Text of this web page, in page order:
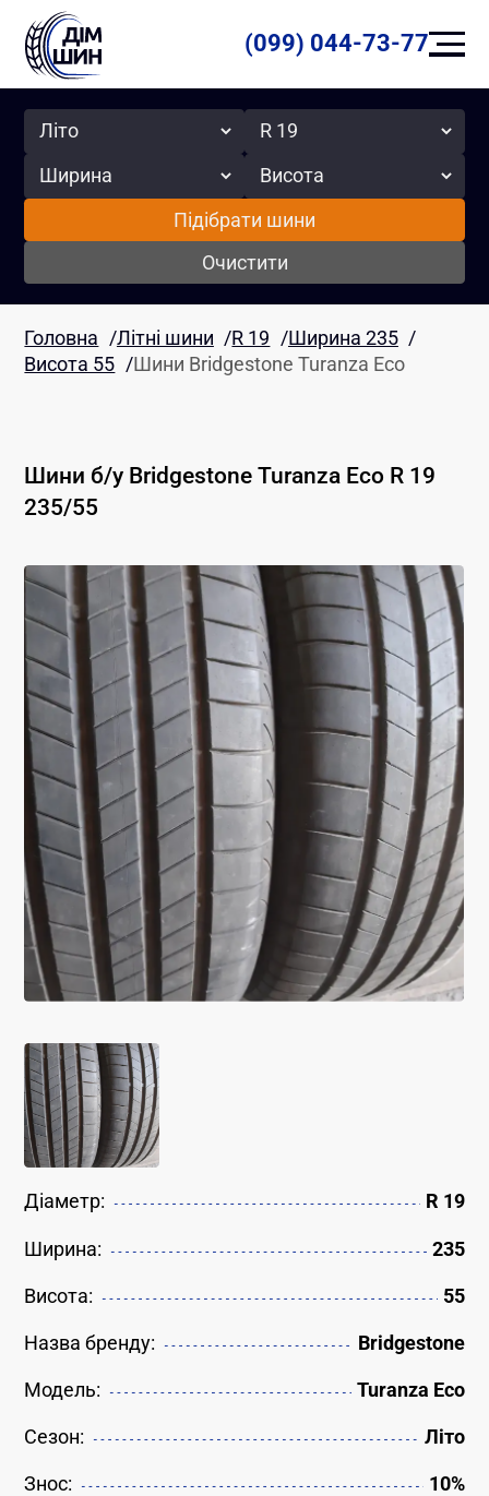
(099) 044-73-77
Сезон Радіус
Ширина Висота
Підібрати шини
Очистити
Головна /Літні шини /R 19 /Ширина 235 /
Висота 55 /Шини Bridgestone Turanza Eco
Шини б/у Bridgestone Turanza Eco R 19
235/55
Діаметр: R 19
Ширина: 235
Висота: 55
Назва бренду: Bridgestone
Модель: Turanza Eco
Сезон: Літо
Знос: 10%